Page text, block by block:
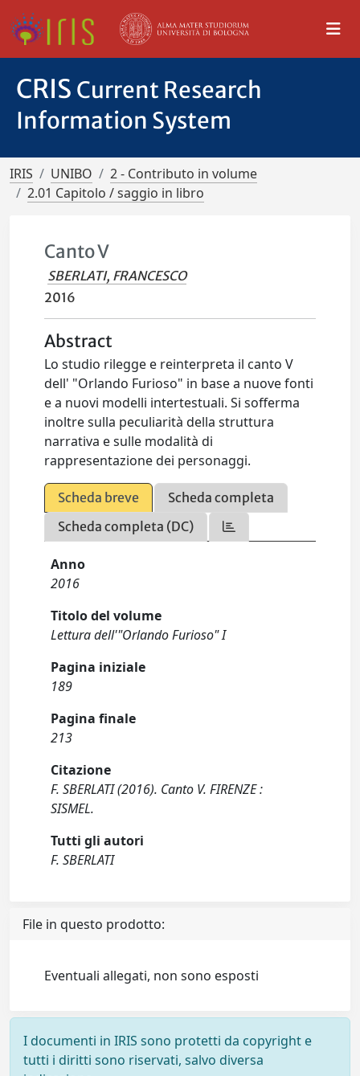
CRIS Current Research
Information System
IRIS UNIBO
2 - Contributo in volume
2.01 Capitolo / saggio in libro
Canto V
SBERLATI, FRANCESCO
2016
Abstract
Lo studio rilegge e reinterpreta il canto V
dell' "Orlando Furioso" in base a nuove fonti
e a nuovi modelli intertestuali. Si sofferma
inoltre sulla peculiarità della struttura
narrativa e sulle modalità di
rappresentazione dei personaggi.
Scheda breve
Scheda completa
Scheda completa (DC)
Anno
2016
Titolo del volume
Lettura dell'"Orlando Furioso" I
Pagina iniziale
189
Pagina finale
213
Citazione
F. SBERLATI (2016). Canto V. FIRENZE :
SISMEL.
Tutti gli autori
F. SBERLATI
File in questo prodotto:
Eventuali allegati, non sono esposti
I documenti in IRIS sono protetti da copyright e
tutti i diritti sono riservati, salvo diversa